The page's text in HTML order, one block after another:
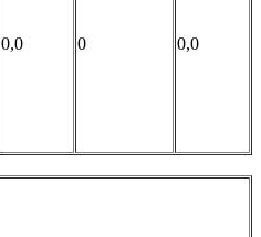
0,0 0 0,0